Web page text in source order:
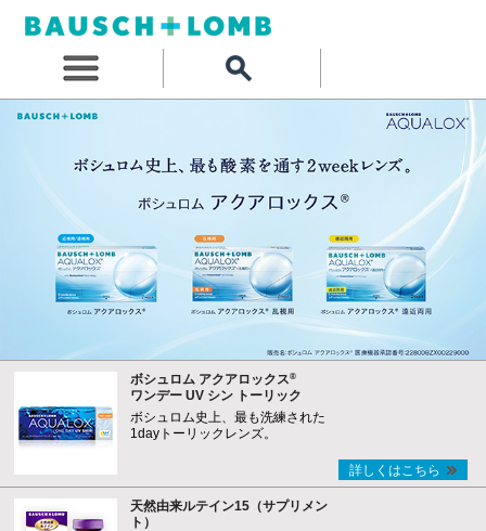
ボシュロム アクアロックス®
ワンデー UV シン トーリック
ボシュロム史上、最も洗練された
1dayトーリックレンズ。
詳しくはこちら
天然由来ルテイン15（サプリメン
ト）